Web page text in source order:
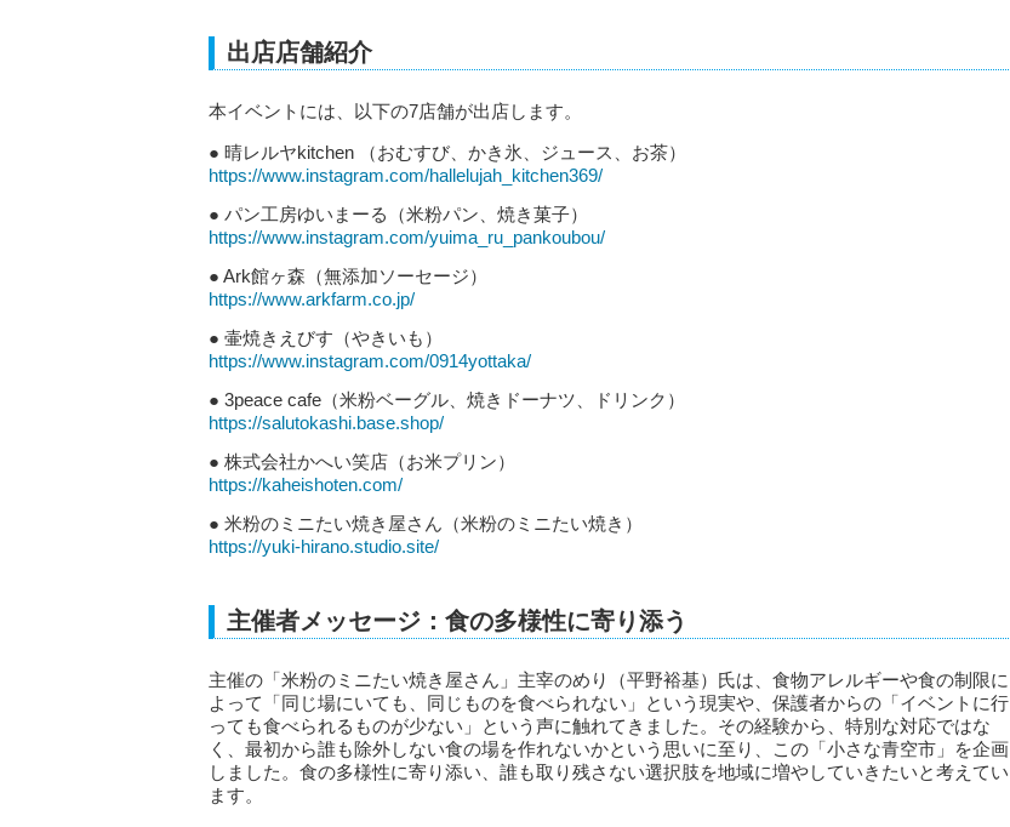
出店店舗紹介
本イベントには、以下の7店舗が出店します。
● 晴レルヤkitchen （おむすび、かき氷、ジュース、お茶）
https://www.instagram.com/hallelujah_kitchen369/
● パン工房ゆいまーる（米粉パン、焼き菓子）
https://www.instagram.com/yuima_ru_pankoubou/
● Ark館ヶ森（無添加ソーセージ）
https://www.arkfarm.co.jp/
● 壷焼きえびす（やきいも）
https://www.instagram.com/0914yottaka/
● 3peace cafe（米粉ベーグル、焼きドーナツ、ドリンク）
https://salutokashi.base.shop/
● 株式会社かへい笑店（お米プリン）
https://kaheishoten.com/
● 米粉のミニたい焼き屋さん（米粉のミニたい焼き）
https://yuki-hirano.studio.site/
主催者メッセージ：食の多様性に寄り添う
主催の「米粉のミニたい焼き屋さん」主宰のめり（平野裕基）氏は、食物アレルギーや食の制限に
よって「同じ場にいても、同じものを食べられない」という現実や、保護者からの「イベントに行
っても食べられるものが少ない」という声に触れてきました。その経験から、特別な対応ではな
く、最初から誰も除外しない食の場を作れないかという思いに至り、この「小さな青空市」を企画
しました。食の多様性に寄り添い、誰も取り残さない選択肢を地域に増やしていきたいと考えてい
ます。